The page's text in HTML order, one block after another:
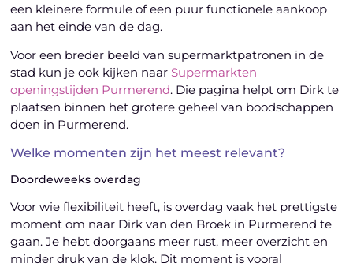
een kleinere formule of een puur functionele aankoop
aan het einde van de dag.
Voor een breder beeld van supermarktpatronen in de
stad kun je ook kijken naar Supermarkten
openingstijden Purmerend. Die pagina helpt om Dirk te
plaatsen binnen het grotere geheel van boodschappen
doen in Purmerend.
Welke momenten zijn het meest relevant?
Doordeweeks overdag
Voor wie flexibiliteit heeft, is overdag vaak het prettigste
moment om naar Dirk van den Broek in Purmerend te
gaan. Je hebt doorgaans meer rust, meer overzicht en
minder druk van de klok. Dit moment is vooral